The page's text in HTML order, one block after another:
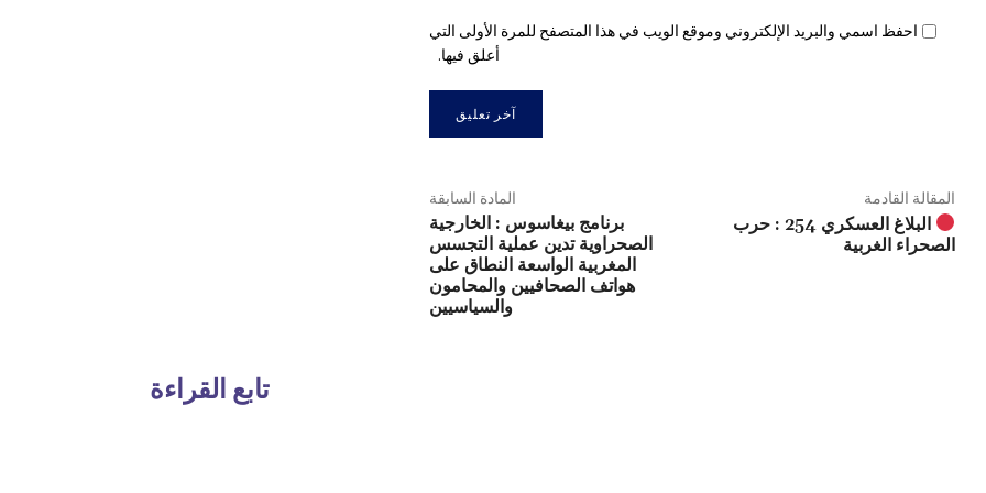
احفظ اسمي والبريد الإلكتروني وموقع الويب في هذا المتصفح للمرة الأولى التي
أعلق فيها.
المادة السابقة
برنامج بيغاسوس : الخارجية
الصحراوية تدين عملية التجسس
المغربية الواسعة النطاق على
هواتف الصحافيين والمحامون
والسياسيين
المقالة القادمة
البلاغ العسكري 254 : حرب
الصحراء الغربية
تابع القراءة